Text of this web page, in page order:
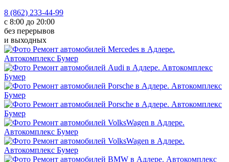
8 (862) 233-44-99
с 8:00 до 20:00
без перерывов
и выходных